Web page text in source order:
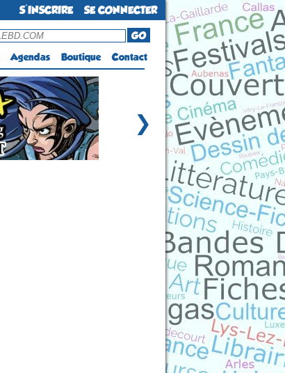
S'INSCRIRE
SE CONNECTER
GO
Agendas Boutique Contact
❯